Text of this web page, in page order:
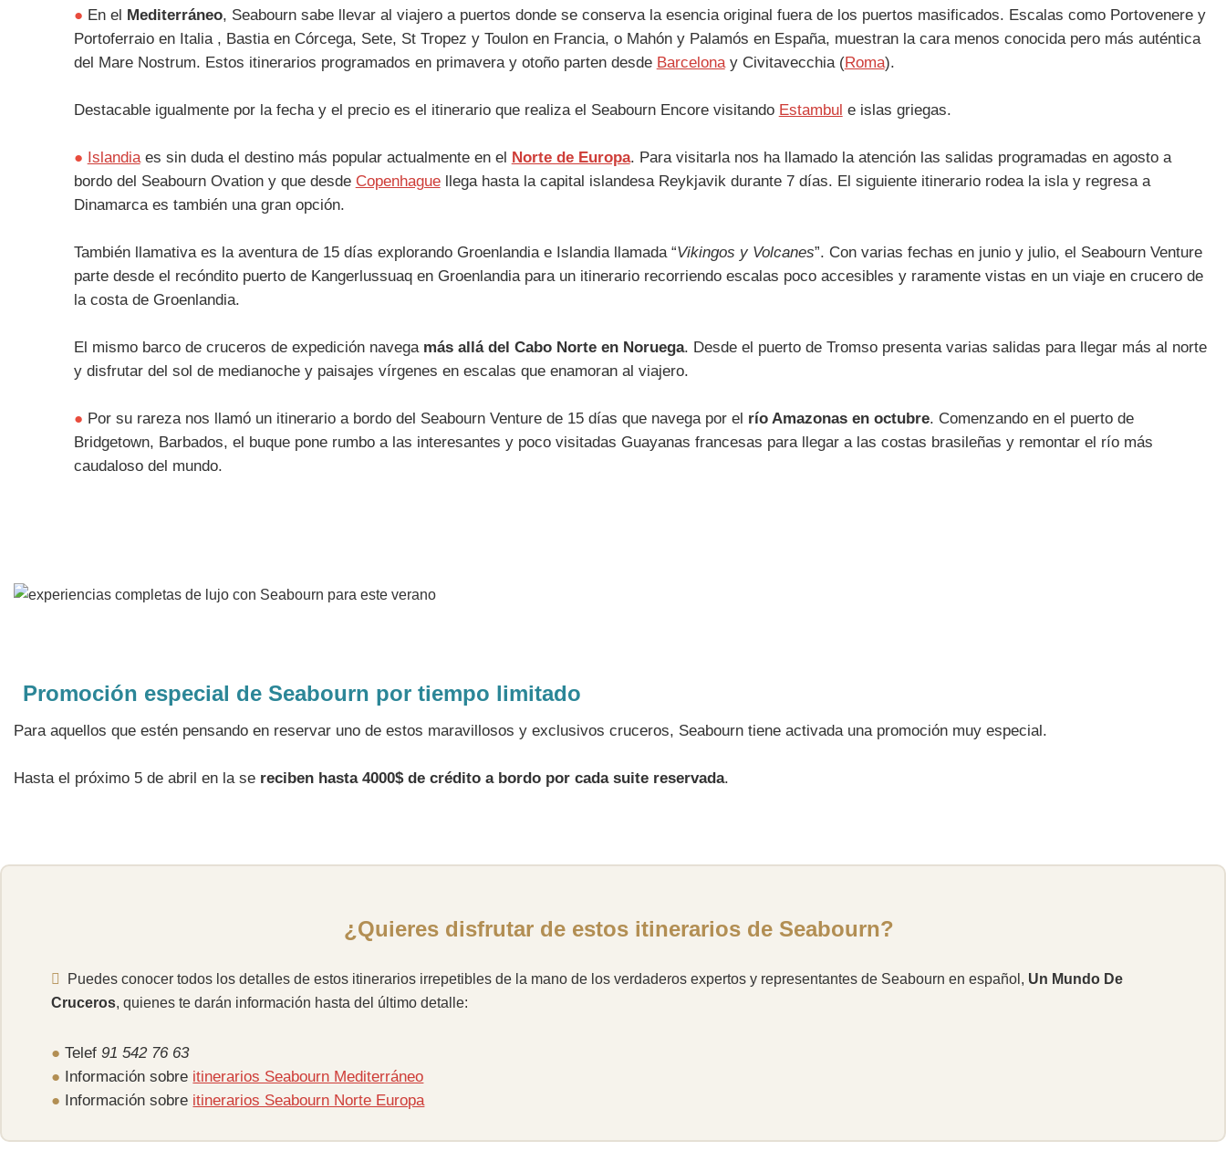
● En el Mediterráneo, Seabourn sabe llevar al viajero a puertos donde se conserva la esencia original fuera de los puertos masificados. Escalas como Portovenere y
Portoferraio en Italia , Bastia en Córcega, Sete, St Tropez y Toulon en Francia, o Mahón y Palamós en España, muestran la cara menos conocida pero más auténtica
del Mare Nostrum. Estos itinerarios programados en primavera y otoño parten desde Barcelonay Civitavecchia (Roma).
Destacable igualmente por la fecha y el precio es el itinerario que realiza el Seabourn Encore visitando Estambul e islas griegas.
● Islandiaes sin duda el destino más popular actualmente en el Norte de Europa. Para visitarla nos ha llamado la atención las salidas programadas en agosto a
bordo del Seabourn Ovation y que desde Copenhaguellega hasta la capital islandesa Reykjavik durante 7 días. El siguiente itinerario rodea la isla y regresa a
Dinamarca es también una gran opción.
También llamativa es la aventura de 15 días explorando Groenlandia e Islandia llamada “Vikingos y Volcanes”. Con varias fechas en junio y julio, el Seabourn Venture
parte desde el recóndito puerto de Kangerlussuaq en Groenlandia para un itinerario recorriendo escalas poco accesibles y raramente vistas en un viaje en crucero de
la costa de Groenlandia.
El mismo barco de cruceros de expedición navega más allá del Cabo Norte en Noruega. Desde el puerto de Tromso presenta varias salidas para llegar más al norte
y disfrutar del sol de medianoche y paisajes vírgenes en escalas que enamoran al viajero.
● Por su rareza nos llamó un itinerario a bordo del Seabourn Venture de 15 días que navega por el río Amazonas en octubre. Comenzando en el puerto de
Bridgetown, Barbados, el buque pone rumbo a las interesantes y poco visitadas Guayanas francesas para llegar a las costas brasileñas y remontar el río más
caudaloso del mundo.
Promoción especial de Seabourn por tiempo limitado
Para aquellos que estén pensando en reservar uno de estos maravillosos y exclusivos cruceros, Seabourn tiene activada una promoción muy especial.
Hasta el próximo 5 de abril en la se reciben hasta 4000$ de crédito a bordo por cada suite reservada.
¿Quieres disfrutar de estos itinerarios de Seabourn?
Puedes conocer todos los detalles de estos itinerarios irrepetibles de la mano de los verdaderos expertos y representantes de Seabourn en español, Un Mundo De
Cruceros, quienes te darán información hasta del último detalle:
●Telef91 542 76 63
● Información sobre itinerarios Seabourn Mediterráneo
● Información sobre itinerarios Seabourn Norte Europa